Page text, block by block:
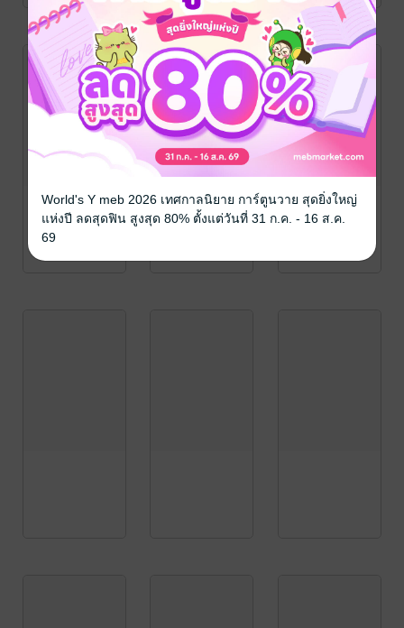
World's Y meb 2026 เทศกาลนิยาย การ์ตูนวาย สุดยิ่งใหญ่
แห่งปี ลดสุดฟิน สูงสุด 80% ตั้งแต่วันที่ 31 ก.ค. - 16 ส.ค.
69